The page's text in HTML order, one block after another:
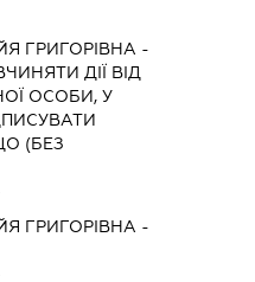
ГРИГОРІВНА -
ДІЇ ВІД
ОСОБИ, У
(БЕЗ
ГРИГОРІВНА -